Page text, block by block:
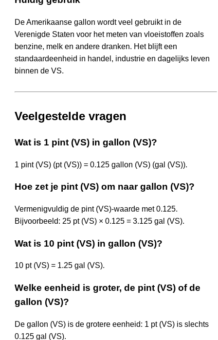
De Amerikaanse gallon wordt veel gebruikt in de
Verenigde Staten voor het meten van vloeistoffen zoals
benzine, melk en andere dranken. Het blijft een
standaardeenheid in handel, industrie en dagelijks leven
binnen de VS.
Veelgestelde vragen
Wat is 1 pint (VS) in gallon (VS)?
1 pint (VS) (pt (VS)) = 0.125 gallon (VS) (gal (VS)).
Hoe zet je pint (VS) om naar gallon (VS)?
Vermenigvuldig de pint (VS)-waarde met 0.125.
Bijvoorbeeld: 25 pt (VS) × 0.125 = 3.125 gal (VS).
Wat is 10 pint (VS) in gallon (VS)?
10 pt (VS) = 1.25 gal (VS).
Welke eenheid is groter, de pint (VS) of de
gallon (VS)?
De gallon (VS) is de grotere eenheid: 1 pt (VS) is slechts
0.125 gal (VS).